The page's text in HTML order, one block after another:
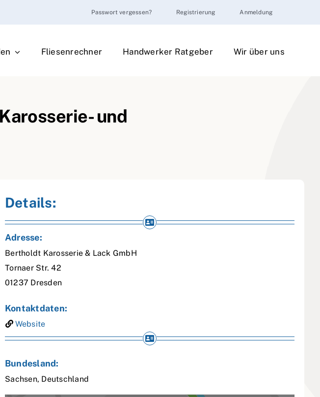
Passwort vergessen? Registrierung Anmeldung
Fliesenrechner Handwerker Ratgeber Wir über uns
und
Details:
Adresse:
Bertholdt Karosserie & Lack GmbH
Tornaer Str. 42
01237 Dresden
Kontaktdaten:
Website
Bundesland:
Sachsen, Deutschland